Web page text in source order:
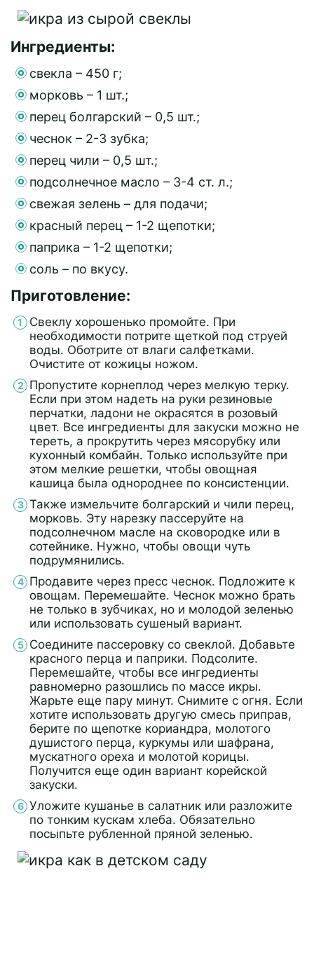
Ингредиенты:
свекла – 450 г;
морковь – 1 шт.;
перец болгарский – 0,5 шт.;
чеснок – 2-3 зубка;
перец чили – 0,5 шт.;
подсолнечное масло – 3-4 ст. л.;
свежая зелень – для подачи;
красный перец – 1-2 щепотки;
паприка – 1-2 щепотки;
соль – по вкусу.
Приготовление:
Свеклу хорошенько промойте. При
необходимости потрите щеткой под струей
воды. Оботрите от влаги салфетками.
Очистите от кожицы ножом.
Пропустите корнеплод через мелкую терку.
Если при этом надеть на руки резиновые
перчатки, ладони не окрасятся в розовый
цвет. Все ингредиенты для закуски можно не
тереть, а прокрутить через мясорубку или
кухонный комбайн. Только используйте при
этом мелкие решетки, чтобы овощная
кашица была однороднее по консистенции.
Также измельчите болгарский и чили перец,
морковь. Эту нарезку пассеруйте на
подсолнечном масле на сковородке или в
сотейнике. Нужно, чтобы овощи чуть
подрумянились.
Продавите через пресс чеснок. Подложите к
овощам. Перемешайте. Чеснок можно брать
не только в зубчиках, но и молодой зеленью
или использовать сушеный вариант.
Соедините пассеровку со свеклой. Добавьте
красного перца и паприки. Подсолите.
Перемешайте, чтобы все ингредиенты
равномерно разошлись по массе икры.
Жарьте еще пару минут. Снимите с огня. Если
хотите использовать другую смесь приправ,
берите по щепотке кориандра, молотого
душистого перца, куркумы или шафрана,
мускатного ореха и молотой корицы.
Получится еще один вариант корейской
закуски.
Уложите кушанье в салатник или разложите
по тонким кускам хлеба. Обязательно
посыпьте рубленной пряной зеленью.